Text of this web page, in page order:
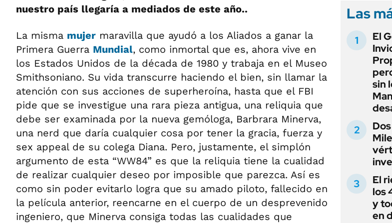
nuestro país llegaría a mediados de este año..
La misma mujer maravilla que ayudó a los Aliados a ganar la
Primera Guerra Mundial, como inmortal que es, ahora vive en
los Estados Unidos de la década de 1980 y trabaja en el Museo
Smithsoniano. Su vida transcurre haciendo el bien, sin llamar la
atención con sus acciones de superheroína, hasta que el FBI
pide que se investigue una rara pieza antigua, una reliquia que
debe ser examinada por la nueva gemóloga, Barbrara Minerva,
una nerd que daría cualquier cosa por tener la gracia, fuerza y
sex appeal de su colega Diana. Pero, justamente, el simplón
argumento de esta “WW84” es que la reliquia tiene la cualidad
de realizar cualquier deseo por imposible que parezca. Así es
como sin poder evitarlo logra que su amado piloto, fallecido en
la película anterior, reencarne en el cuerpo de un desprevenido
ingeniero, que Minerva consiga todas las cualidades que
Las
El
sin
El
los
y
en